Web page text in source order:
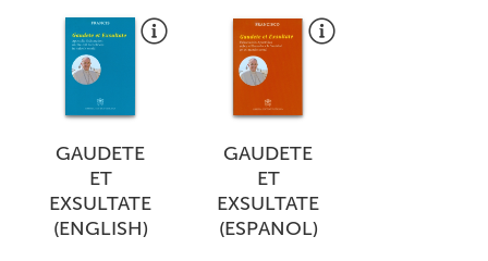
GAUDETE
ET
EXSULTATE
(ENGLISH)
GAUDETE
ET
EXSULTATE
(ESPANOL)